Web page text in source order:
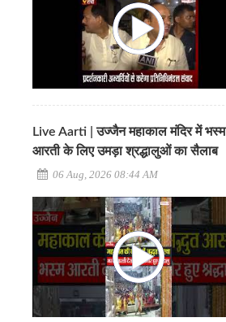
Live Aarti | उज्जैन महाकाल मंदिर में भस्म
आरती के लिए उमड़ा श्रद्धालुओं का सैलाब
06 Aug, 2026 08:44 AM